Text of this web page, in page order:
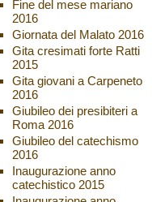
Fine del mese mariano
2016
Giornata del Malato 2016
Gita cresimati forte Ratti
2015
Gita giovani a Carpeneto
2016
Giubileo dei presibiteri a
Roma 2016
Giubileo del catechismo
2016
Inaugurazione anno
catechistico 2015